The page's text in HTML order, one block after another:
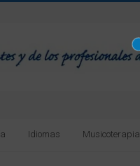
Idiomas Musicoterapia